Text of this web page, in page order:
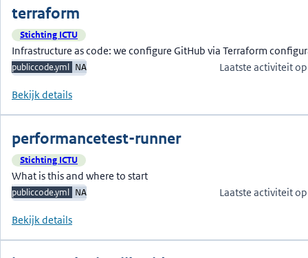
terraform
Stichting ICTU
Infrastructure as code: we configure GitHub via Terraform
publiccode.yml NA Laatste activiteit
Bekijk details
performancetest-runner
Stichting ICTU
What is this and where to start
publiccode.yml NA Laatste activiteit
Bekijk details